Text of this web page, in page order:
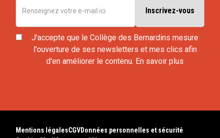
J'accepte que le Collège des Bernardins mesure
l'ouverture de ses newsletters et mes clics afin
d'en améliorer le contenu. En savoir plus
Mentions légalesCGVDonnées personnelles et sécurité